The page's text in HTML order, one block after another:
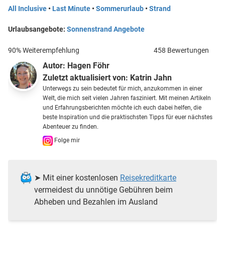
All Inclusive • Last Minute •Sommerurlaub •Strand
Urlaubsangebote: Sonnenstrand Angebote
90% Weiterempfehlung 458 Bewertungen
Autor: Hagen Föhr
Zuletzt aktualisiert von: Katrin Jahn
Unterwegs zu sein bedeutet für mich, anzukommen in einer
Welt, die mich seit vielen Jahren fasziniert. Mit meinen Artikeln
und Erfahrungsberichten möchte ich euch dabei helfen, die
beste Inspiration und die praktischsten Tipps für euer nächstes
Abenteuer zu finden.
Folge mir
➤ Mit einer kostenlosen Reisekreditkarte
vermeidest du unnötige Gebühren beim
Abheben und Bezahlen im Ausland